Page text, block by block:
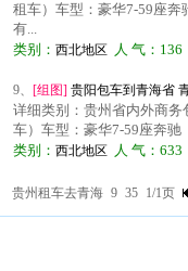
租车）车型：豪华7-59座
有...
类别： 西北地区人 气：136
9、 [组图] 贵阳包车到青海省
详细类别：贵州省内外商
车）车型：豪华7-59座奔驰
类别： 西北地区人 气：633
贵州租车去青海 9 35 1/1页